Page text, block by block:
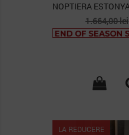
Pret
de
1.664,00 lei
LA REDUCERE